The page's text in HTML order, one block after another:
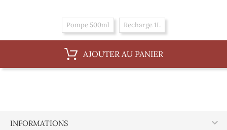
Pompe 500ml Recharge 1L
AJOUTER AU PANIER
INFORMATIONS 